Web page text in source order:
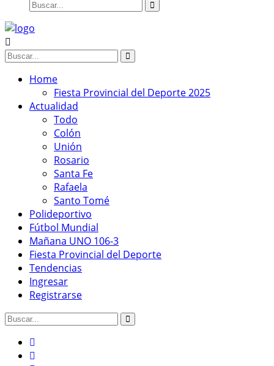
Home
Fiesta Provincial del Deporte 2025
Actualidad
Todo
Colón
Unión
Rosario
Santa Fe
Rafaela
Santo Tomé
Polideportivo
Fútbol Mundial
Mañana UNO 106-3
Fiesta Provincial del Deporte
Tendencias
Ingresar
Registrarse